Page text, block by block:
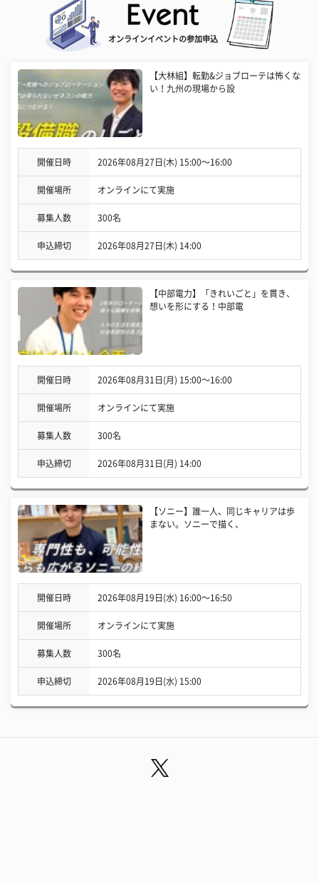
オンラインイベントの参加申込
【大林組】転勤&ジョブローテは怖くな
い！九州の現場から設
開催日時 2026年08月27日(木) 15:00〜16:00
開催場所 オンラインにて実施
募集人数 300名
申込締切 2026年08月27日(木) 14:00
【中部電力】「きれいごと」を貫き、
想いを形にする！中部電
開催日時 2026年08月31日(月) 15:00〜16:00
開催場所 オンラインにて実施
募集人数 300名
申込締切 2026年08月31日(月) 14:00
【ソニー】誰一人、同じキャリアは歩
まない。ソニーで描く、
開催日時 2026年08月19日(水) 16:00〜16:50
開催場所 オンラインにて実施
募集人数 300名
申込締切 2026年08月19日(水) 15:00